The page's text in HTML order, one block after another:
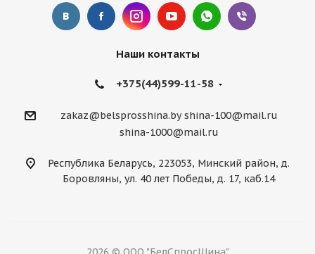
Наши контакты
+375(44)599-11-58
zakaz@belsprosshina.by shina-100@mail.ru
shina-1000@mail.ru
Республика Беларусь, 223053, Минский район, д.
Боровляны, ул. 40 лет Победы, д. 17, каб.14